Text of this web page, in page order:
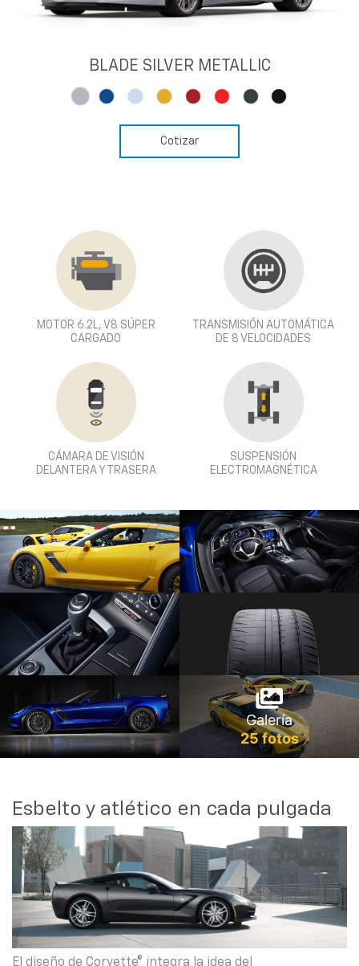
BLADE SILVER METALLIC
Cotizar
MOTOR 6.2L, V8 SÚPER
CARGADO
TRANSMISIÓN AUTOMÁTICA
DE 8 VELOCIDADES
CÁMARA DE VISIÓN
DELANTERA Y TRASERA
SUSPENSIÓN
ELECTROMAGNÉTICA
Galería
25 fotos
Esbelto y atlético en cada pulgada
El diseño de Corvette® integra la idea del